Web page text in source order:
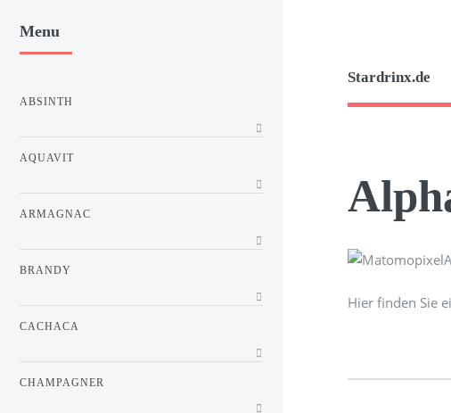
Stardrinx.de
Hier finden Sie
Menu
ABSINTH
AQUAVIT
ARMAGNAC
BRANDY
CACHACA
CHAMPAGNER